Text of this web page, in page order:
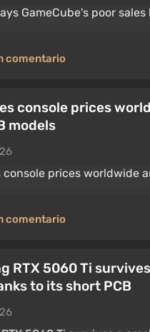
comentario
console prices
models
comentario
RTX 5060 Ti
to its short PCB